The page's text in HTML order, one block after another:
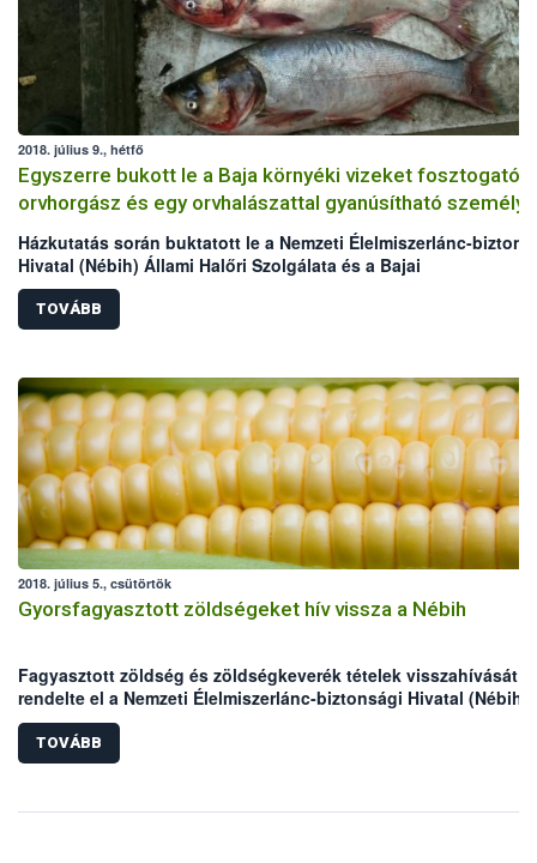
2018. július 9., hétfő
Egyszerre bukott le a Baja környéki vizeket fosztogató
orvhorgász és egy orvhalászattal gyanúsítható személy
Házkutatás során buktatott le a Nemzeti Élelmiszerlánc-
Hivatal (Nébih) Állami Halőri Szolgálata és a Bajai
Rendőrkapitányság egy Baja környéki vizeket fosztogató
orvhorgászt, továbbá egy orvhalászattal gyanúsítható
orvhorgász házából összesen 21,68 kg hal, míg az
összesen 127,77 kg hal, elektromos halászgép, 30 zsák
nyakzóháló, húzóháló, varsák, szákok, haltárolók, melles
és 5 db a haltároló kád levegőztetését segítő villanymotor
hatóság kezére.
TOVÁBB
2018. július 5., csütörtök
Gyorsfagyasztott zöldségeket hív vissza a Nébih
Fagyasztott zöldség és zöldségkeverék tételek visszahívását
rendelte el a Nemzeti Élelmiszerlánc-biztonsági Hivatal (Nébih)
aListeria monocytogenes
lehetséges jelenléte miatt. Az érintett vállalkozás a partnereit
értesítette, a különböző márkájú termékek forgalomból történő
hogy figyeljék az üzletekben kihelyezett tájékoztatókat,
TOVÁBB